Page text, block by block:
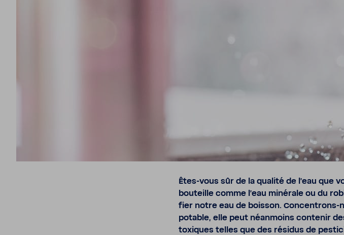
Êtes-​vous sûr de la qualité de l’eau que
bouteille comme l’eau miné­rale ou du
fier notre eau de boisson. Concentrons-​
potable, elle peut néan­moins contenir
toxiques telles que des résidus de